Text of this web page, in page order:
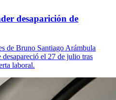
desaparición de
de Bruno Santiago Arámbula
el 27 de julio tras
laboral.